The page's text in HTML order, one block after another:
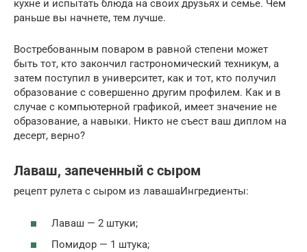
кухне и испытать блюда на своих друзьях и семье. Чем
раньше вы начнете, тем лучше.
Востребованным поваром в равной степени может
быть тот, кто закончил гастрономический техникум, а
затем поступил в университет, как и тот, кто получил
образование с совершенно другим профилем. Как и в
случае с компьютерной графикой, имеет значение не
образование, а навыки. Никто не съест ваш диплом на
десерт, верно?
Лаваш, запеченный с сыром
рецепт рулета с сыром из лавашаИнгредиенты:
Лаваш — 2 штуки;
Помидор — 1 штука;